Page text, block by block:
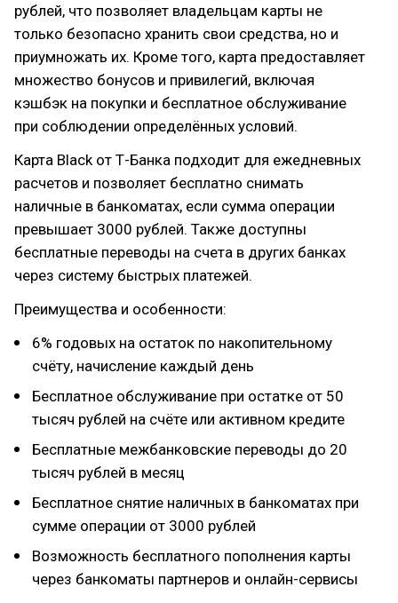
рублей, что позволяет владельцам карты не
только безопасно хранить свои средства, но и
приумножать их. Кроме того, карта предоставляет
множество бонусов и привилегий, включая
кэшбэк на покупки и бесплатное обслуживание
при соблюдении определённых условий.
Карта Black от Т-Банка подходит для ежедневных
расчетов и позволяет бесплатно снимать
наличные в банкоматах, если сумма операции
превышает 3000 рублей. Также доступны
бесплатные переводы на счета в других банках
через систему быстрых платежей.
Преимущества и особенности:
6% годовых на остаток по накопительному
счёту, начисление каждый день
Бесплатное обслуживание при остатке от 50
тысяч рублей на счёте или активном кредите
Бесплатные межбанковские переводы до 20
тысяч рублей в месяц
Бесплатное снятие наличных в банкоматах при
сумме операции от 3000 рублей
Возможность бесплатного пополнения карты
через банкоматы партнеров и онлайн-сервисы